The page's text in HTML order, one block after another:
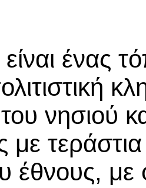
ένας
νησιού
με
έθνους, με